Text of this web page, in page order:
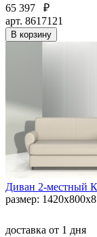
65 397
₽
арт. 8617121
В корзину
Диван 2-местный
размер:
доставка от 1 дня